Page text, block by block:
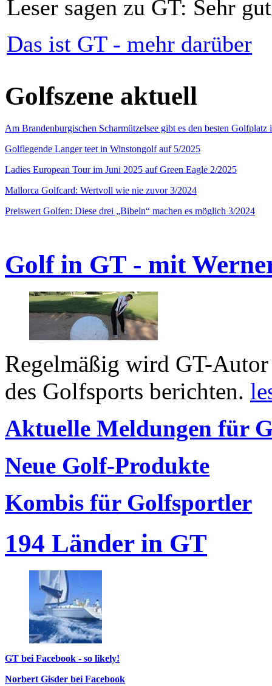
Leser sagen zu GT: Sehr
Das ist GT - mehr darüber
Golfszene aktuell
Am Brandenburgischen Scharmützelsee gibt es den besten
Golflegende Langer teet in Winstongolf auf 5/2025
Ladies European Tour im Juni 2025 auf Green Eagle 2/2025
Mallorca Golfcard: Wertvoll wie nie zuvor 3/2024
Preiswert Golfen: Diese drei „Bibeln“ machen es möglich 3/2024
Golf in GT - mit
Regelmäßig wird GT-
des Golfsports berichten.
Aktuelle Meldungen für
Neue Golf-Produkte
Kombis für Golfsportler
194 Länder in GT
GT bei Facebook - so likely!
Norbert Gisder bei Facebook